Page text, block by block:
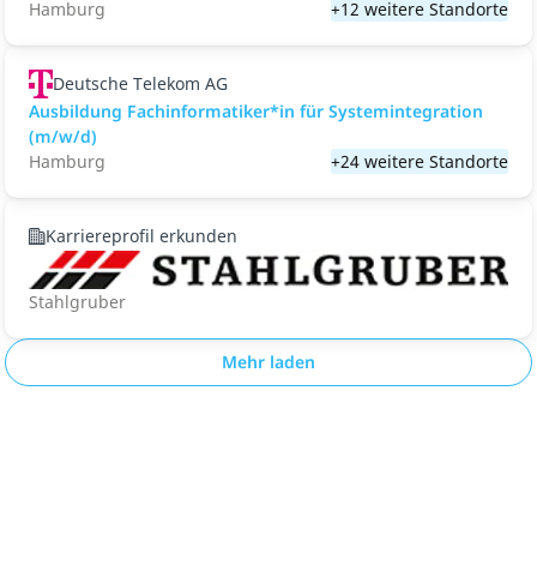
Hamburg
+12 weitere Standorte
Deutsche Telekom AG
Ausbildung Fachinformatiker*in für Systemintegration
(m/w/d)
Hamburg
+24 weitere Standorte
Karriereprofil erkunden
Stahlgruber
Mehr laden